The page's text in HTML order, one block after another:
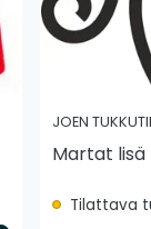
JOEN
Martat lisä
Tilattava